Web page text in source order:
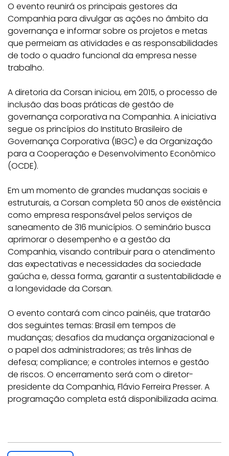
O evento reunirá os principais gestores da
Companhia para divulgar as ações no âmbito da
governança e informar sobre os projetos e metas
que permeiam as atividades e as responsabilidades
de todo o quadro funcional da empresa nesse
trabalho.
A diretoria da Corsan iniciou, em 2015, o processo de
inclusão das boas práticas de gestão de
governança corporativa na Companhia. A iniciativa
segue os princípios do Instituto Brasileiro de
Governança Corporativa (IBGC) e da Organização
para a Cooperação e Desenvolvimento Econômico
(OCDE).
Em um momento de grandes mudanças sociais e
estruturais, a Corsan completa 50 anos de existência
como empresa responsável pelos serviços de
saneamento de 316 municípios. O seminário busca
aprimorar o desempenho e a gestão da
Companhia, visando contribuir para o atendimento
das expectativas e necessidades da sociedade
gaúcha e, dessa forma, garantir a sustentabilidade e
a longevidade da Corsan.
O evento contará com cinco painéis, que tratarão
dos seguintes temas: Brasil em tempos de
mudanças; desafios da mudança organizacional e
o papel dos administradores; as três linhas de
defesa; compliance; e controles internos e gestão
de riscos. O encerramento será com o diretor-
presidente da Companhia, Flávio Ferreira Presser. A
programação completa está disponibilizada acima.